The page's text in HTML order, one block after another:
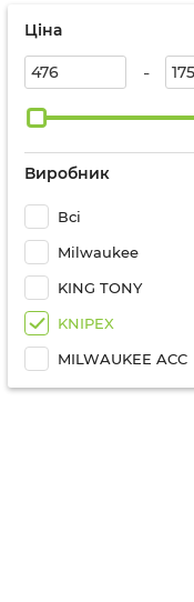
Ціна
-
Виробник
Всі
Milwaukee
KING TONY
KNIPEX
MILWAUKEE ACC